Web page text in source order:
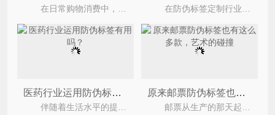
医药行业运用防伪标签有用吗？ 原来邮票防伪标签也有这么多款，艺术的碰撞